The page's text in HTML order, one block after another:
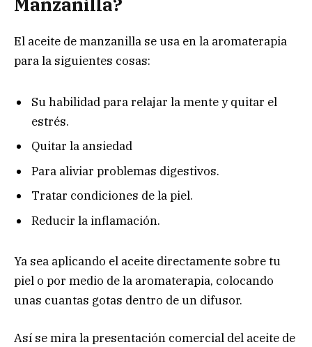
El aceite de manzanilla se usa en la aromaterapia
para la siguientes cosas:
Su habilidad para relajar la mente y quitar el
estrés.
Quitar la ansiedad
Para aliviar problemas digestivos.
Tratar condiciones de la piel.
Reducir la inflamación.
Ya sea aplicando el aceite directamente sobre tu
piel o por medio de la aromaterapia, colocando
unas cuantas gotas dentro de un difusor.
Así se mira la presentación comercial del aceite de